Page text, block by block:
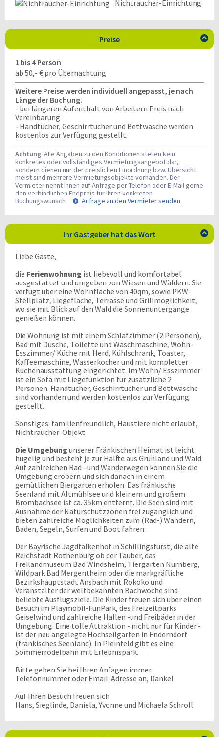
Nichtraucher-Einrichtung
Preise 
1 bis 4 Person
ab 50,- € pro Übernachtung
Weitere Preise werden individuell angepasst, je nach
Länge der Buchung.
- bei längeren Aufenthalt von Arbeitern Preis nach
Vereinbarung
- Handtücher, Geschirrtücher und Bettwäsche werden
kostenlos zur Verfügung gestellt.
Achtung: Alle Angaben zu den Konditionen stellen kein
konkretes oder vollständiges Vermietungsangebot dar,
sondern dienen nur der preislichen Einordnung bzw. Übersicht,
meist sind mehrere Vermietungsobjekte vorhanden. Der
Vermieter nennt Ihnen auf Anfrage per Telefon oder E-Mail gerne
den verbindlichen Endpreis für Ihren konkreten
Buchungswunsch.
Anfrage an den Vermieter senden
Ihr Gastgeber hat das Wort 
Liebe Gäste,
die Ferienwohnung ist liebevoll und komfortabel
ausgestattet und umgeben von Wiesen und Wäldern. Sie
verfügt über eine Wohnfläche von 40qm, sowie PKW-
Stellplatz, Liegefläche, Terrasse und Grillmöglichkeit,
wo sie mit Blick auf den Wald die Sonnenuntergänge
genießen können.
Die Wohnung ist mit einem Schlafzimmer (2 Personen),
Bad mit Dusche, Toilette und Waschmaschine, Wohn-
Esszimmer/ Küche mit Herd, Kühlschrank, Toaster,
Kaffeemaschine, Wasserkocher und mit kompletter
Küchenausstattung eingerichtet. Im Wohn/ Esszimmer
ist ein Sofa mit Liegefunktion für zusätzliche 2
Personen. Handtücher, Geschirrtücher und Bettwäsche
sind vorhanden und werden kostenlos zur Verfügung
gestellt.
Sonstiges: familienfreundlich, Haustiere nicht erlaubt,
Nichtraucher-Objekt
Die Umgebung unserer Fränkischen Heimat ist leicht
hügelig und besteht je zur Hälfte aus Grünland und Wald.
Auf zahlreichen Rad –und Wanderwegen können Sie die
Umgebung erobern und sich danach in einem
gemütlichen Biergarten erholen. Das fränkische
Seenland mit Altmühlsee und kleinem und großem
Brombachsee ist ca. 35km entfernt. Die Seen sind mit
Ausnahme der Naturschutzzonen frei zugänglich und
bieten zahlreiche Möglichkeiten zum (Rad-) Wandern,
Baden, Segeln, Surfen und Boot fahren.
Der Bayrische Jagdfalkenhof in Schillingsfürst, die alte
Reichstadt Rothenburg ob der Tauber, das
Freilandmuseum Bad Windsheim, Tiergarten Nürnberg,
Wildpark Bad Mergentheim oder die markgräfliche
Bezirkshauptstadt Ansbach mit Rokoko und
Veranstalter der weltbekannten Bachwoche sind
beliebte Ausflugsziele. Die Kinder freuen sich über einen
Besuch im Playmobil-FunPark, des Freizeitparks
Geiselwind und zahlreiche Hallen -und Freibäder in der
Umgebung. Eine tolle Attraktion - nicht nur für Kinder -
ist der neu angelegte Hochseilgarten in Enderndorf
(fränkisches Seenland). In Pleinfeld gibt es eine
Sommerrodelbahn mit Erlebnispark.
Bitte geben Sie bei Ihren Anfagen immer
Telefonnummer oder Email-Adresse an, Danke!
Auf Ihren Besuch freuen sich
Hans, Sieglinde, Daniela, Yvonne und Michaela Schroll